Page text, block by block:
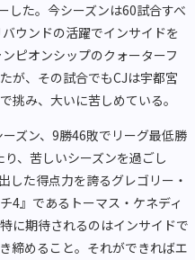
した。今シーズンは60試合すべ
ウンドの活躍でインサイドを
ピオンシップのクォーターフ
が、その試合でもCJは宇都宮
挑み、大いに苦しめている。
ズン、9勝46敗でリーグ最低勝
、苦しいシーズンを過ごし
した得点力を誇るグレゴリー・
4』であるトーマス・ケネディ
に期待されるのはインサイドで
締めること。それができればエ